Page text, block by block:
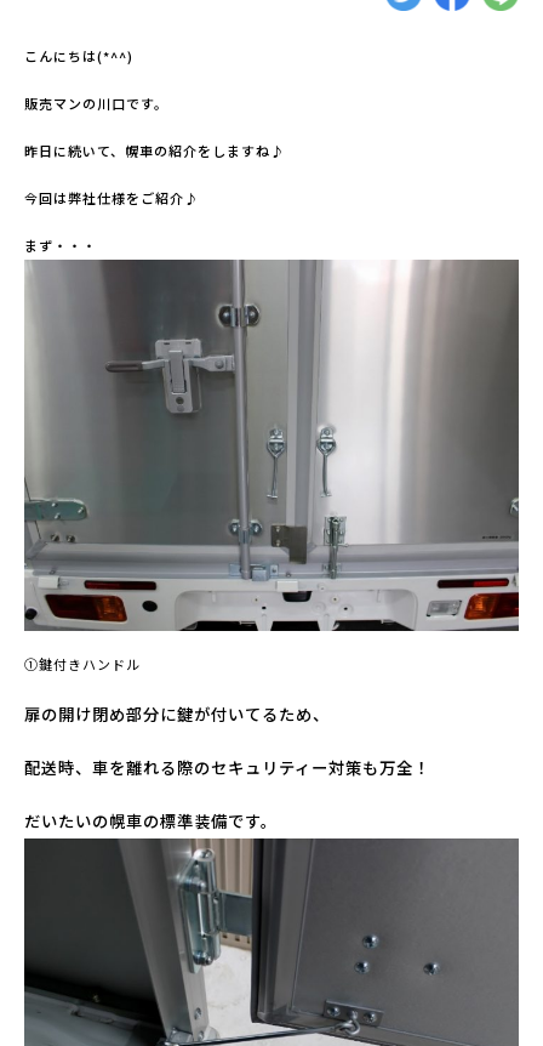
こんにちは(*^^)
販売マンの川口です。
昨日に続いて、幌車の紹介をしますね♪
今回は弊社仕様をご紹介♪
まず・・・
➀鍵付きハンドル
扉の開け閉め部分に鍵が付いてるため、
配送時、車を離れる際のセキュリティー対策も万全！
だいたいの幌車の標準装備です。